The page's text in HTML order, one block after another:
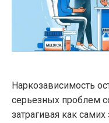
Наркозависимость
серьезных проблем
затрагивая как